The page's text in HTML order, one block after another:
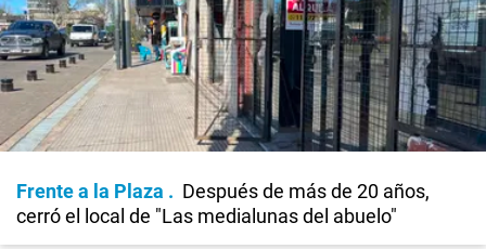
Frente a la Plaza
Después de más de 20 años,
cerró el local de "Las medialunas del abuelo"